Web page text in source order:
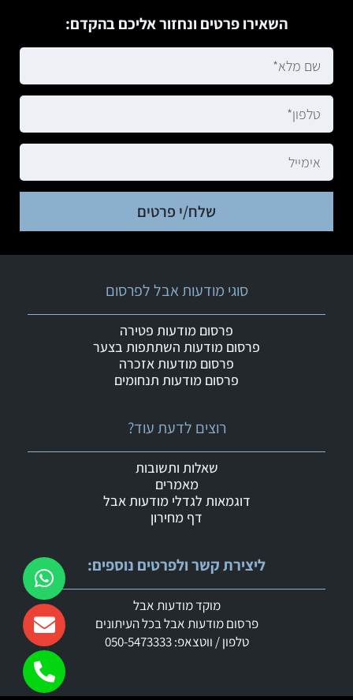
השאירו פרטים ונחזור אליכם בהקדם:
שלח/י פרטים
ליצירת קשר ולפרטים נוספים:
מוקד מודעות אבל
פרסום מודעות אבל בכל העיתונים
טלפון / ווטצאפ: 050-5473333
רוצים לדעת עוד?
שאלות ותשובות
מאמרים
דוגמאות לגדלי מודעות אבל
דף מחירון
סוגי מודעות אבל לפרסום
פרסום מודעות פטירה
פרסום מודעות השתתפות בצער
פרסום מודעות אזכרה
פרסום מודעות תנחומים